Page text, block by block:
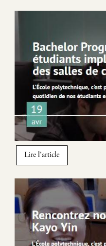
Lire l'article
Image